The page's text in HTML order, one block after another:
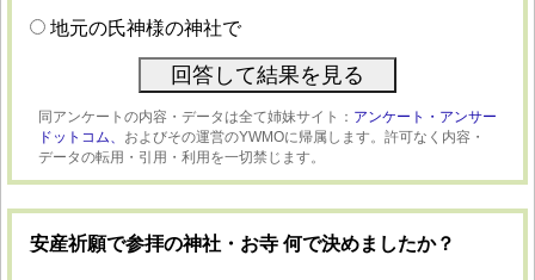
地元の氏神様の神社で
同アンケートの内容・データは全て姉妹サイト： アンケート・アンサー
ドットコム、 およびその運営のYWMOに帰属します。許可なく内容・
データの転用・引用・利用を一切禁じます。
安産祈願で参拝の神社・お寺 何で決めましたか？